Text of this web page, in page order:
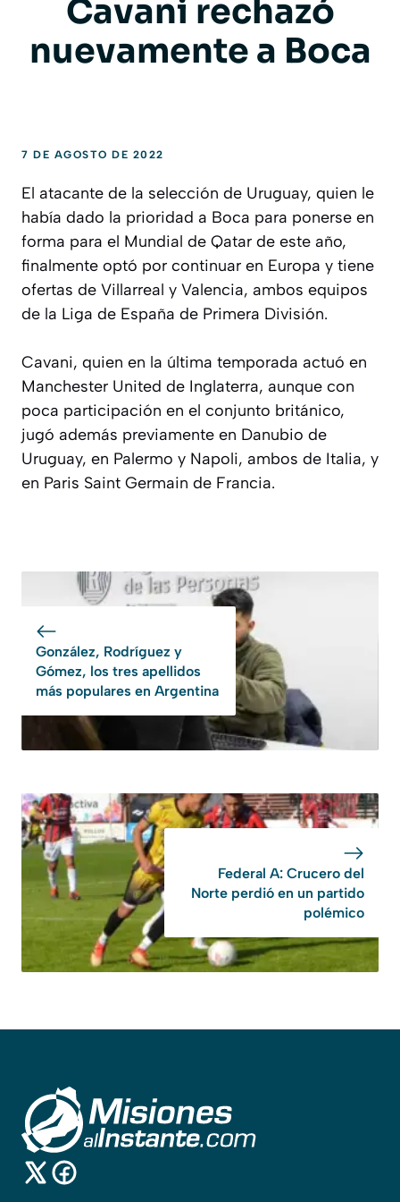
Cavani rechazó
nuevamente a Boca
7 DE AGOSTO DE 2022
El atacante de la selección de Uruguay, quien le
había dado la prioridad a Boca para ponerse en
forma para el Mundial de Qatar de este año,
finalmente optó por continuar en Europa y tiene
ofertas de Villarreal y Valencia, ambos equipos
de la Liga de España de Primera División.
Cavani, quien en la última temporada actuó en
Manchester United de Inglaterra, aunque con
poca participación en el conjunto británico,
jugó además previamente en Danubio de
Uruguay, en Palermo y Napoli, ambos de Italia, y
en Paris Saint Germain de Francia.
González, Rodríguez y
Gómez, los tres apellidos
más populares en Argentina
Federal A: Crucero del
Norte perdió en un partido
polémico